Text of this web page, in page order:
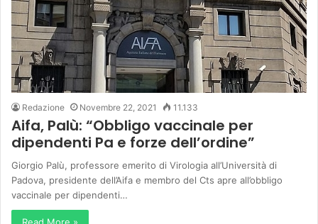
Redazione Novembre 22, 2021 11.133
Aifa, Palù: “Obbligo vaccinale per
dipendenti Pa e forze dell’ordine”
Giorgio Palù, professore emerito di Virologia all’Università di
Padova, presidente dell’Aifa e membro del Cts apre all’obbligo
vaccinale per dipendenti…